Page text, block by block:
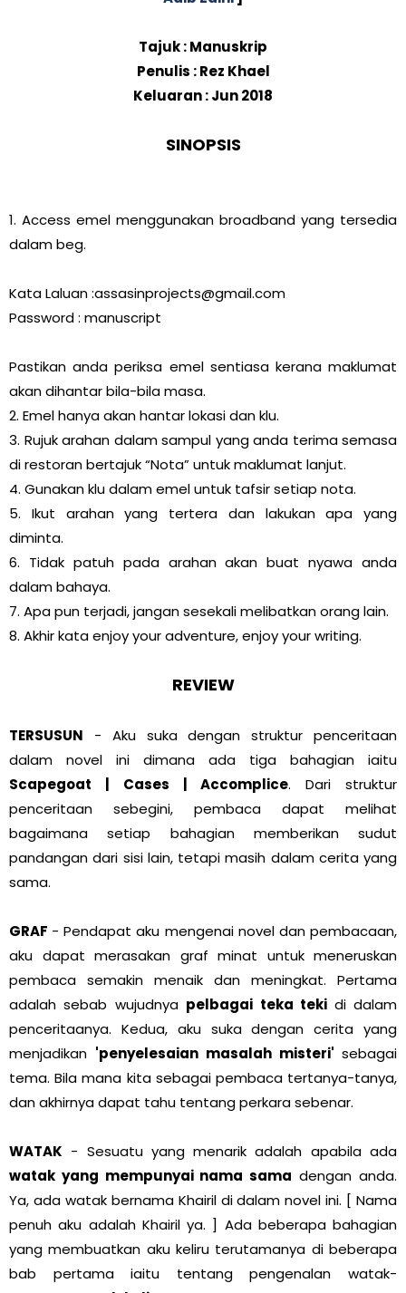
Tajuk : Manuskrip
Penulis : Rez Khael
Keluaran : Jun 2018
SINOPSIS
1. Access emel menggunakan broadband yang tersedia
dalam beg.
Kata Laluan :assasinprojects@gmail.com
Password : manuscript
Pastikan anda periksa emel sentiasa kerana maklumat
akan dihantar bila-bila masa.
2. Emel hanya akan hantar lokasi dan klu.
3. Rujuk arahan dalam sampul yang anda terima semasa
di restoran bertajuk “Nota” untuk maklumat lanjut.
4. Gunakan klu dalam emel untuk tafsir setiap nota.
5. Ikut arahan yang tertera dan lakukan apa yang
diminta.
6. Tidak patuh pada arahan akan buat nyawa anda
dalam bahaya.
7. Apa pun terjadi, jangan sesekali melibatkan orang lain.
8. Akhir kata enjoy your adventure, enjoy your writing.
REVIEW
TERSUSUN - Aku suka dengan struktur penceritaan
dalam novel ini dimana ada tiga bahagian iaitu
Scapegoat | Cases | Accomplice. Dari struktur
penceritaan sebegini, pembaca dapat melihat
bagaimana setiap bahagian memberikan sudut
pandangan dari sisi lain, tetapi masih dalam cerita yang
sama.
GRAF - Pendapat aku mengenai novel dan pembacaan,
aku dapat merasakan graf minat untuk meneruskan
pembaca semakin menaik dan meningkat. Pertama
adalah sebab wujudnya pelbagai teka teki di dalam
penceritaanya. Kedua, aku suka dengan cerita yang
menjadikan 'penyelesaian masalah misteri' sebagai
tema. Bila mana kita sebagai pembaca tertanya-tanya,
dan akhirnya dapat tahu tentang perkara sebenar.
WATAK - Sesuatu yang menarik adalah apabila ada
watak yang mempunyai nama sama dengan anda.
Ya, ada watak bernama Khairil di dalam novel ini. [ Nama
penuh aku adalah Khairil ya. ] Ada beberapa bahagian
yang membuatkan aku keliru terutamanya di beberapa
bab pertama iaitu tentang pengenalan watak-